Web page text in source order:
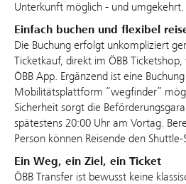
Unterkunft möglich - und umgekehrt.
Einfach buchen und flexibel
Die Buchung erfolgt unkompliziert
Ticketkauf, direkt im ÖBB
ÖBB App. Ergänzend ist eine
Mobilitätsplattform “wegfinder”
Sicherheit sorgt die
spätestens 20:00 Uhr am Vortag.
Person können Reisende den
Ein Weg, ein Ziel, ein Ticket
ÖBB Transfer ist bewusst keine